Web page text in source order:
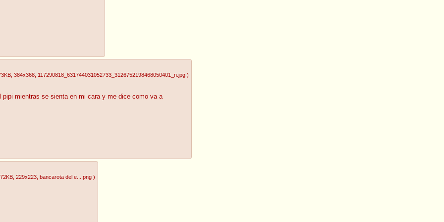
, 384x368 , 117290818_631744031052733_3126752198468050401_n.jpg )
pipi mientras se sienta en mi cara y me dice como va a
, 229x223 , bancarota del e....png )